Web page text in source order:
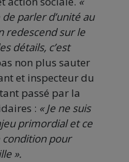
parler d’unité au
redescend sur le
détails, c’est
non plus sauter
et inspecteur du
passé par la
: « Je ne suis
primordial et ce
condition pour
».